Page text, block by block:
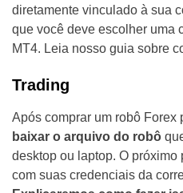
diretamente vinculado à sua
que você deve escolher uma
MT4. Leia nosso guia sobre
Trading
Após comprar um robô Forex
baixar o arquivo do robô
desktop ou laptop. O
com suas credenciais da